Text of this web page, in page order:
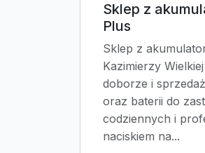
Sklep z
Plus
Sklep z
Kazimierzy
doborze i
oraz baterii do
codziennych i
naciskiem na...